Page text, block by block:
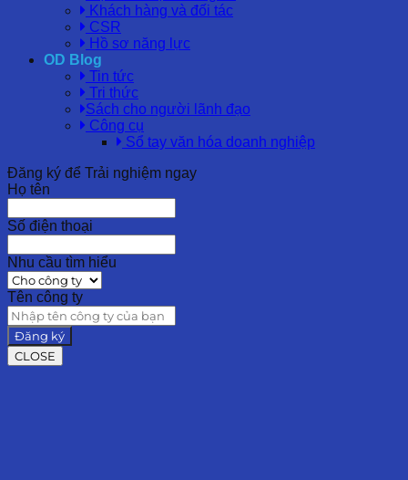
Khách hàng và đối tác
CSR
Hồ sơ năng lực
OD Blog
Tin tức
Tri thức
Sách cho người lãnh đạo
Công cụ
Sổ tay văn hóa doanh nghiệp
Đăng ký để Trải nghiệm ngay
Họ tên
Số điện thoại
Nhu cầu tìm hiểu
Tên công ty
Đăng ký
CLOSE